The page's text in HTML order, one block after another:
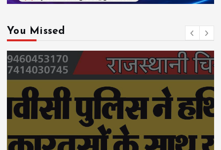
You Missed